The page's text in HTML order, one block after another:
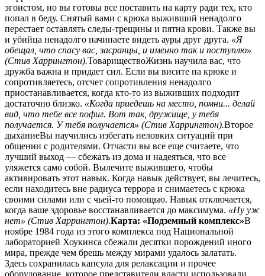
эгоистом, но вы готовы все поставить на карту ради тех, кто
попал в беду. Снятый вами с крюка выживший ненадолго
перестает оставлять следы-трещины и пятна крови. Также вы
и убийца ненадолго начинаете видеть ауры друг друга. «Я
обещал, что спасу вас, засранцы, и именно так и поступлю»
(Стив Харрингтон).ТовариществоЖизнь научила вас, что
дружба важна и придает сил. Если вы висите на крюке и
сопротивляетесь, отсчет сопротивления ненадолго
приостанавливается, когда кто-то из выживших подходит
достаточно близко. «Когда приедешь на место, помни... делай
вид, что тебе все пофиг. Вот так, дружище, у тебя
получается. У тебя получается» (Стив Харрингтон).Второе
дыханиеВы научились избегать неловких ситуаций при
общении с родителями. Отчасти вы все еще считаете, что
лучший выход — сбежать из дома и надеяться, что все
уляжется само собой. Вылечите выжившего, чтобы
активировать этот навык. Когда навык действует, вы лечитесь,
если находитесь вне радиуса террора и снимаетесь с крюка
своими силами или с чьей-то помощью. Навык отключается,
когда ваше здоровье восстанавливается до максимума. «Ну уж
нет» (Стив Харрингтон).Карта: «Подземный комплекс»В
ноябре 1984 года из этого комплекса под Национальной
лабораторией Хоукинса сбежали десятки порождений иного
мира, прежде чем брешь между мирами удалось залатать.
Здесь сохранилась капсула для релаксации и прочее
оборудование, которое представители власти использовали